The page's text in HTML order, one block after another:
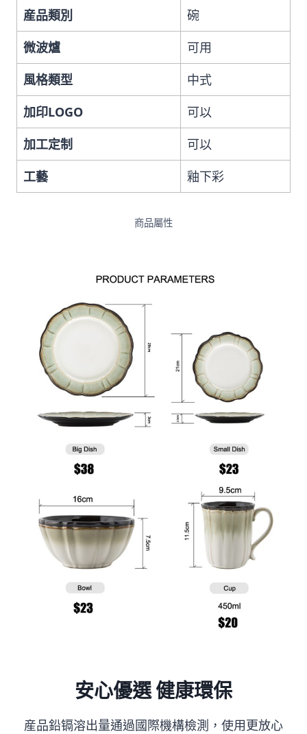
産品類別
碗
微波爐
可用
風格類型
中式
加印LOGO
可以
加工定制
可以
工藝
釉下彩
商品屬性
安心優選 健康環保
産品鉛镉溶出量通過國際機構檢測，使用更放心